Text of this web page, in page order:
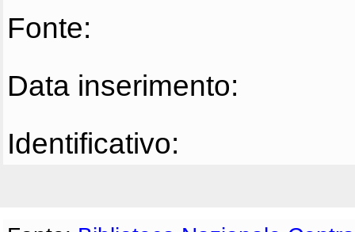
Fonte:
Data inserimento:
Identificativo: